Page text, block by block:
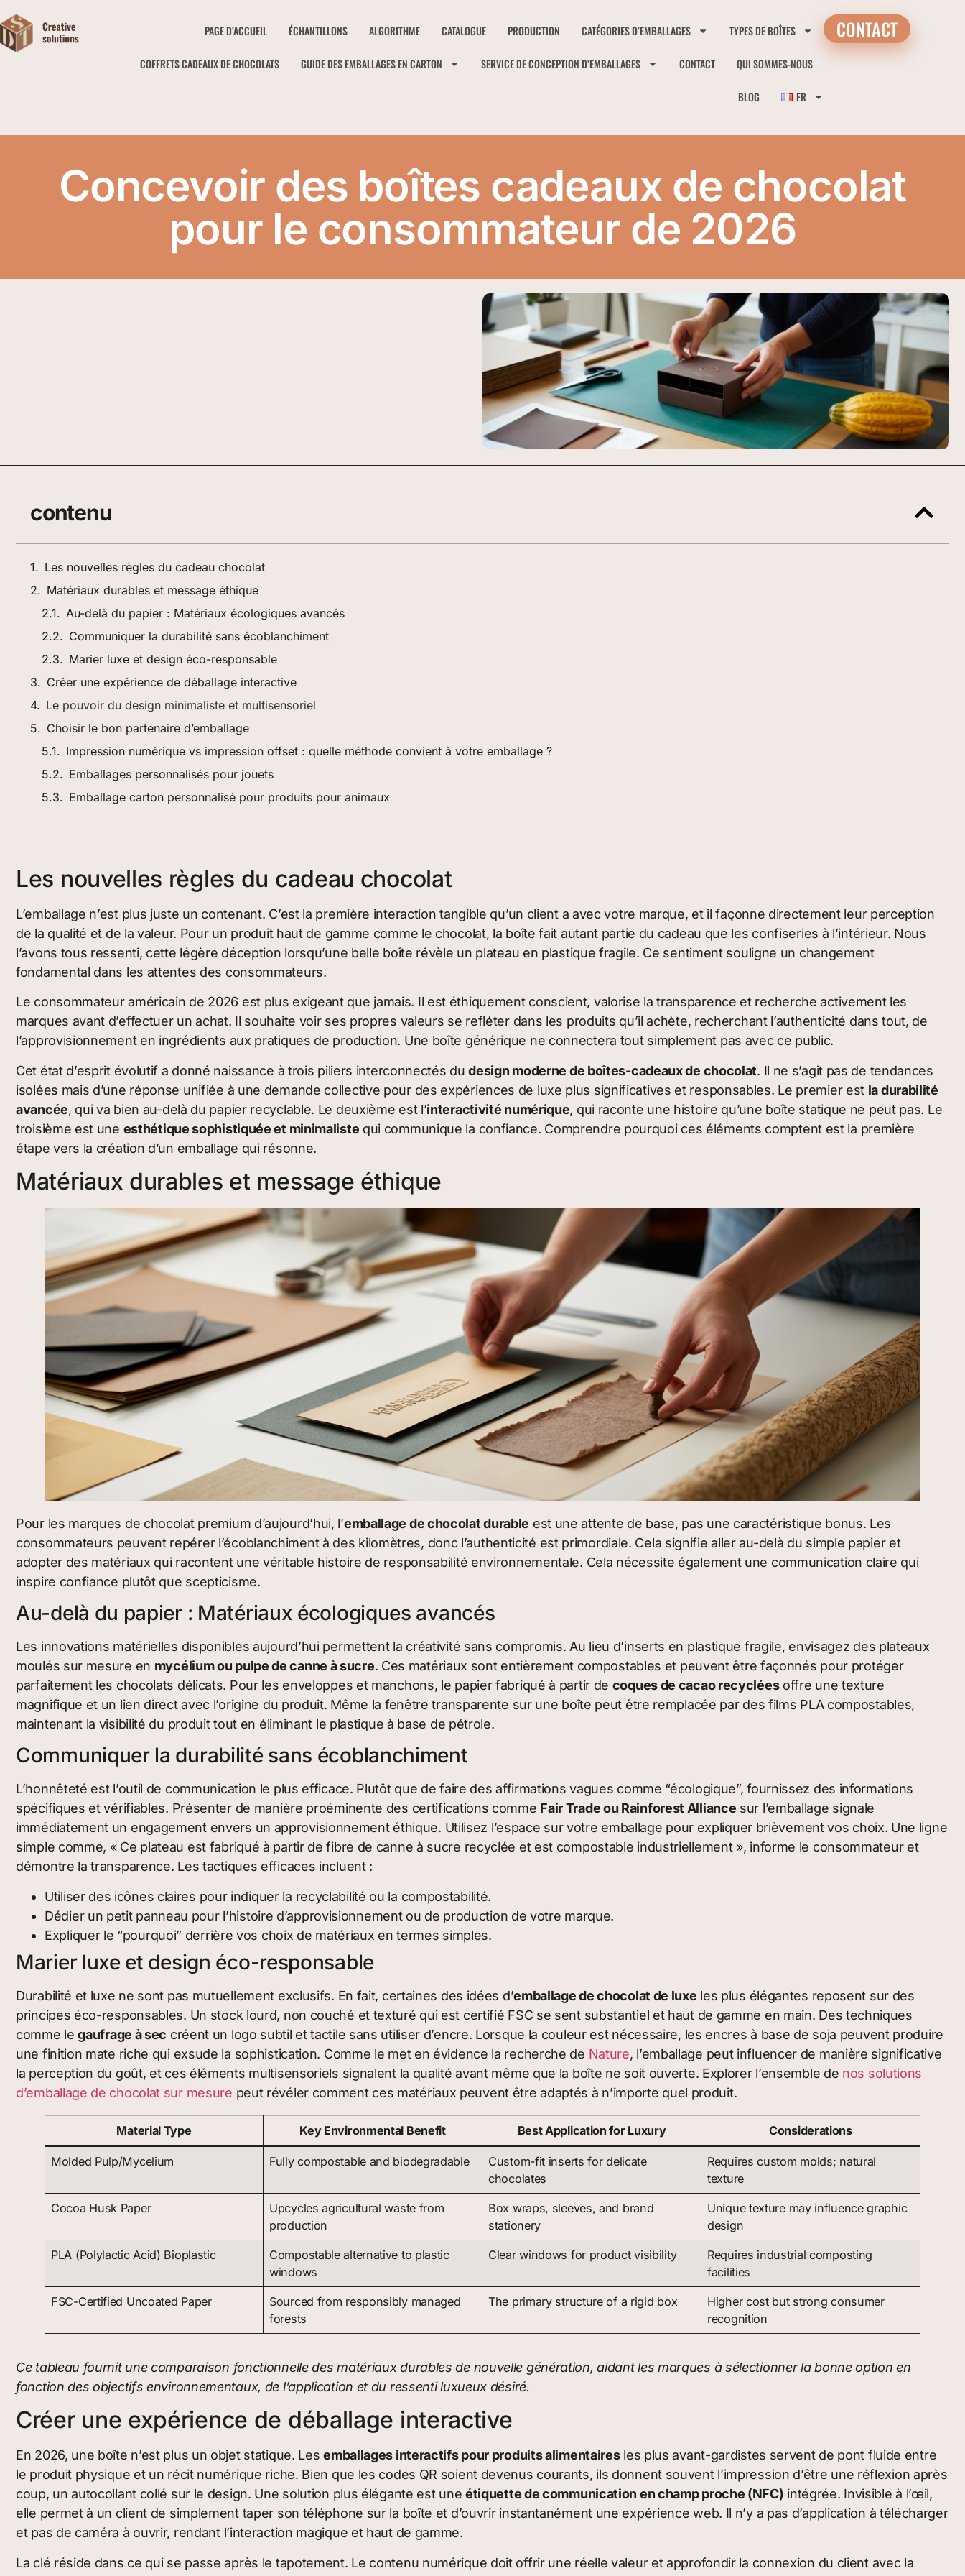
PAGE D’ACCUEIL ÉCHANTILLONS ALGORITHME CATALOGUE PRODUCTION CATÉGORIES D’EMBALLAGES TYPES DE BOÎTES
COFFRETS CADEAUX DE CHOCOLATS GUIDE DES EMBALLAGES EN CARTON SERVICE DE CONCEPTION D’EMBALLAGES CONTACT QUI SOMMES-NOUS
BLOG FR
CONTACT
Concevoir des boîtes cadeaux de chocolat
pour le consommateur de 2026
contenu
Les nouvelles règles du cadeau chocolat
Matériaux durables et message éthique
Au-delà du papier : Matériaux écologiques avancés
Communiquer la durabilité sans écoblanchiment
Marier luxe et design éco-responsable
Créer une expérience de déballage interactive
Le pouvoir du design minimaliste et multisensoriel
Choisir le bon partenaire d’emballage
Impression numérique vs impression offset : quelle méthode convient à votre emballage ?
Emballages personnalisés pour jouets
Emballage carton personnalisé pour produits pour animaux
Les nouvelles règles du cadeau chocolat
L’emballage n’est plus juste un contenant. C’est la première interaction tangible qu’un client a avec votre marque, et il façonne directement leur perception
de la qualité et de la valeur. Pour un produit haut de gamme comme le chocolat, la boîte fait autant partie du cadeau que les confiseries à l’intérieur. Nous
l’avons tous ressenti, cette légère déception lorsqu’une belle boîte révèle un plateau en plastique fragile. Ce sentiment souligne un changement
fondamental dans les attentes des consommateurs.
Le consommateur américain de 2026 est plus exigeant que jamais. Il est éthiquement conscient, valorise la transparence et recherche activement les
marques avant d’effectuer un achat. Il souhaite voir ses propres valeurs se refléter dans les produits qu’il achète, recherchant l’authenticité dans tout, de
l’approvisionnement en ingrédients aux pratiques de production. Une boîte générique ne connectera tout simplement pas avec ce public.
Cet état d’esprit évolutif a donné naissance à trois piliers interconnectés dudesign moderne de boîtes-cadeaux de chocolat. Il ne s’agit pas de tendances
isolées mais d’une réponse unifiée à une demande collective pour des expériences de luxe plus significatives et responsables. Le premier est la durabilité
avancée, qui va bien au-delà du papier recyclable. Le deuxième est l’interactivité numérique, qui raconte une histoire qu’une boîte statique ne peut pas. Le
troisième est une esthétique sophistiquée et minimaliste qui communique la confiance. Comprendre pourquoi ces éléments comptent est la première
étape vers la création d’un emballage qui résonne.
Matériaux durables et message éthique
Pour les marques de chocolat premium d’aujourd’hui, l’emballage de chocolat durable est une attente de base, pas une caractéristique bonus. Les
consommateurs peuvent repérer l’écoblanchiment à des kilomètres, donc l’authenticité est primordiale. Cela signifie aller au-delà du simple papier et
adopter des matériaux qui racontent une véritable histoire de responsabilité environnementale. Cela nécessite également une communication claire qui
inspire confiance plutôt que scepticisme.
Au-delà du papier : Matériaux écologiques avancés
Les innovations matérielles disponibles aujourd’hui permettent la créativité sans compromis. Au lieu d’inserts en plastique fragile, envisagez des plateaux
moulés sur mesure en mycélium ou pulpe de canne à sucre. Ces matériaux sont entièrement compostables et peuvent être façonnés pour protéger
parfaitement les chocolats délicats. Pour les enveloppes et manchons, le papier fabriqué à partir de coques de cacao recycléesoffre une texture
magnifique et un lien direct avec l’origine du produit. Même la fenêtre transparente sur une boîte peut être remplacée par des films PLA compostables,
maintenant la visibilité du produit tout en éliminant le plastique à base de pétrole.
Communiquer la durabilité sans écoblanchiment
L’honnêteté est l’outil de communication le plus efficace. Plutôt que de faire des affirmations vagues comme “écologique”, fournissez des informations
spécifiques et vérifiables. Présenter de manière proéminente des certifications comme Fair Trade ou Rainforest Alliance sur l’emballage signale
immédiatement un engagement envers un approvisionnement éthique. Utilisez l’espace sur votre emballage pour expliquer brièvement vos choix. Une ligne
simple comme, « Ce plateau est fabriqué à partir de fibre de canne à sucre recyclée et est compostable industriellement », informe le consommateur et
démontre la transparence. Les tactiques efficaces incluent :
Utiliser des icônes claires pour indiquer la recyclabilité ou la compostabilité.
Dédier un petit panneau pour l’histoire d’approvisionnement ou de production de votre marque.
Expliquer le “pourquoi” derrière vos choix de matériaux en termes simples.
Marier luxe et design éco-responsable
Durabilité et luxe ne sont pas mutuellement exclusifs. En fait, certaines des idées d’emballage de chocolat de luxe les plus élégantes reposent sur des
principes éco-responsables. Un stock lourd, non couché et texturé qui est certifié FSC se sent substantiel et haut de gamme en main. Des techniques
comme legaufrage à sec créent un logo subtil et tactile sans utiliser d’encre. Lorsque la couleur est nécessaire, les encres à base de soja peuvent produire
une finition mate riche qui exsude la sophistication. Comme le met en évidence la recherche de Nature, l’emballage peut influencer de manière significative
la perception du goût, et ces éléments multisensoriels signalent la qualité avant même que la boîte ne soit ouverte. Explorer l’ensemble de nos solutions
d’emballage de chocolat sur mesure peut révéler comment ces matériaux peuvent être adaptés à n’importe quel produit.
Material Type Key Environmental Benefit Best Application for Luxury Considerations
Molded Pulp/Mycelium Fully compostable and biodegradable
Custom-fit inserts for delicate
chocolates
Requires custom molds; natural
texture
Cocoa Husk Paper
Upcycles agricultural waste from
production
Box wraps, sleeves, and brand
stationery
Unique texture may influence graphic
design
PLA (Polylactic Acid) Bioplastic
Compostable alternative to plastic
windows
Clear windows for product visibility
Requires industrial composting
facilities
FSC-Certified Uncoated Paper
Sourced from responsibly managed
forests
The primary structure of a rigid box
Higher cost but strong consumer
recognition
Ce tableau fournit une comparaison fonctionnelle des matériaux durables de nouvelle génération, aidant les marques à sélectionner la bonne option en
fonction des objectifs environnementaux, de l’application et du ressenti luxueux désiré.
Créer une expérience de déballage interactive
En 2026, une boîte n’est plus un objet statique. Lesemballages interactifs pour produits alimentairesles plus avant-gardistes servent de pont fluide entre
le produit physique et un récit numérique riche. Bien que les codes QR soient devenus courants, ils donnent souvent l’impression d’être une réflexion après
coup, un autocollant collé sur le design. Une solution plus élégante est une étiquette de communication en champ proche (NFC) intégrée. Invisible à l’œil,
elle permet à un client de simplement taper son téléphone sur la boîte et d’ouvrir instantanément une expérience web. Il n’y a pas d’application à télécharger
et pas de caméra à ouvrir, rendant l’interaction magique et haut de gamme.
La clé réside dans ce qui se passe après le tapotement. Le contenu numérique doit offrir une réelle valeur et approfondir la connexion du client avec la